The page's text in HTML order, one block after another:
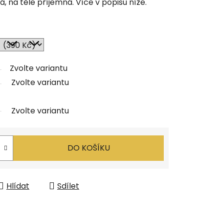
Zvolte variantu
Zvolte variantu
Zvolte variantu
DO KOŠÍKU
Hlídat Sdílet